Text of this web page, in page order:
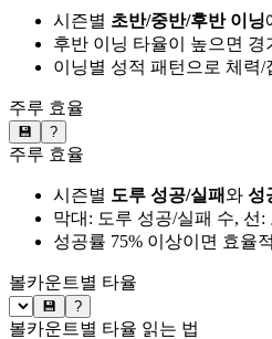
시즌별 초반/중반/후반 이닝
후반 이닝 타율이 높으면
이닝별 성적 패턴으로 체력/
주루 효율
💾 ?
주루 효율
시즌별 도루 성공/실패와 성
막대: 도루 성공/실패 수, 선:
성공률 75% 이상이면 효율
볼카운트별 타율
💾 ?
볼카운트별 타율 읽는 법